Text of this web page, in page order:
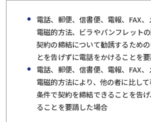
電話、郵便、信書便、電報、FAX
電磁的方法、ビラやパンフレットの
契約の締結について勧誘するため
とを告げずに電話をかけることを
電話、郵便、信書便、電報、FAX
電磁的方法により、他の者に比し
条件で契約を締結できることを告
ることを要請した場合